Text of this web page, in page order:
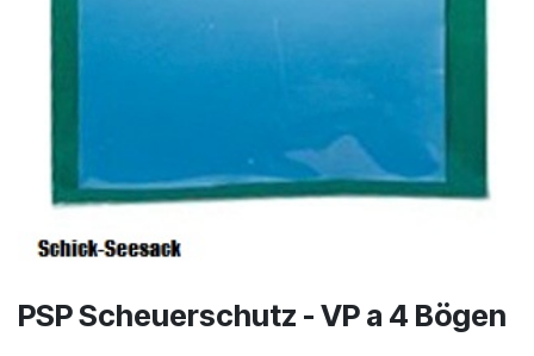
PSP Scheuerschutz - VP a 4 Bögen